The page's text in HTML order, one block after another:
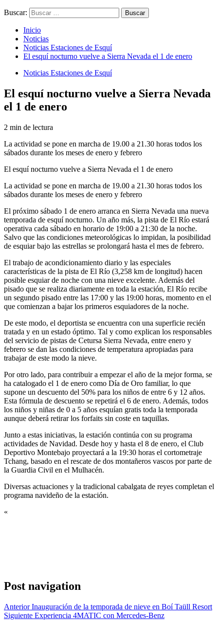
Buscar:
Inicio
Noticias
Noticias Estaciones de Esquí
El esquí nocturno vuelve a Sierra Nevada el 1 de enero
Noticias Estaciones de Esquí
El esquí nocturno vuelve a Sierra Nevada
el 1 de enero
2 min de lectura
La actividad se pone en marcha de 19.00 a 21.30 horas todos los
sábados durante los meses de enero y febrero
El esquí nocturno vuelve a Sierra Nevada el 1 de enero
La actividad se pone en marcha de 19.00 a 21.30 horas todos los
sábados durante los meses de enero y febrero
El próximo sábado 1 de enero arranca en Sierra Nevada una nueva
temporada de esquí nocturno. Un año más, la pista de El Río estará
operativa cada sábado en horario de 19:00 a 21:30 de la noche.
Salvo que las condiciones meteorológicas lo impidan, la posibilidad
de esquiar bajo las estrellas se prolongará hasta el mes de febrero.
El trabajo de acondicionamiento diario y las especiales
características de la pista de El Río (3,258 km de longitud) hacen
posible esquiar de noche con una nieve excelente. Además del
pisado que se realiza diariamente en toda la estación, El Río recibe
un segundo pisado entre las 17:00 y las 19:00 horas, momento en el
que comienzan a bajar los primeros esquiadores de la noche.
De este modo, el deportista se encuentra con una superficie recién
tratada y en un estado óptimo. Tal y como explican los responsables
del servicio de pistas de Cetursa Sierra Nevada, entre enero y
febrero se dan las condiciones de temperatura apropiadas para
trabajar de este modo la nieve.
Por otro lado, para contribuir a empezar el año de la mejor forma, se
ha catalogado el 1 de enero como Día de Oro familiar, lo que
supone un descuento del 50% para los niños de entre 6 y 12 años.
Esta fórmula de descuento se repetirá el 6 de enero. Además, todos
los niños y niñas de 0 a 5 años esquían gratis toda la temporada
aunque deberá retirar los forfaits sin coste en taquillas.
Junto a estas iniciativas, la estación continúa con su programa
actividades de Navidad. Desde hoy y hasta el 8 de enero, el Club
Deportivo Montebajo proyectará a la 19:30 horas el cortometraje
Tchang, basado en el rescate de dos montañeros vascos por parte de
la Guardia Civil en el Mulhacén.
Diversas actuaciones y la tradicional cabalgata de reyes completan el
programa navideño de la estación.
«
Post navigation
AnteriorInauguración de la temporada de nieve en Boí Taüll Resort
Siguiente Experiencia 4MATIC con Mercedes-Benz